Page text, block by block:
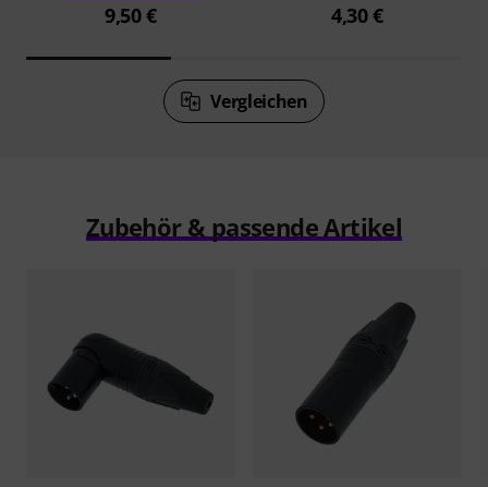
9,50 € 4,30 €
Vergleichen
Zubehör & passende Artikel